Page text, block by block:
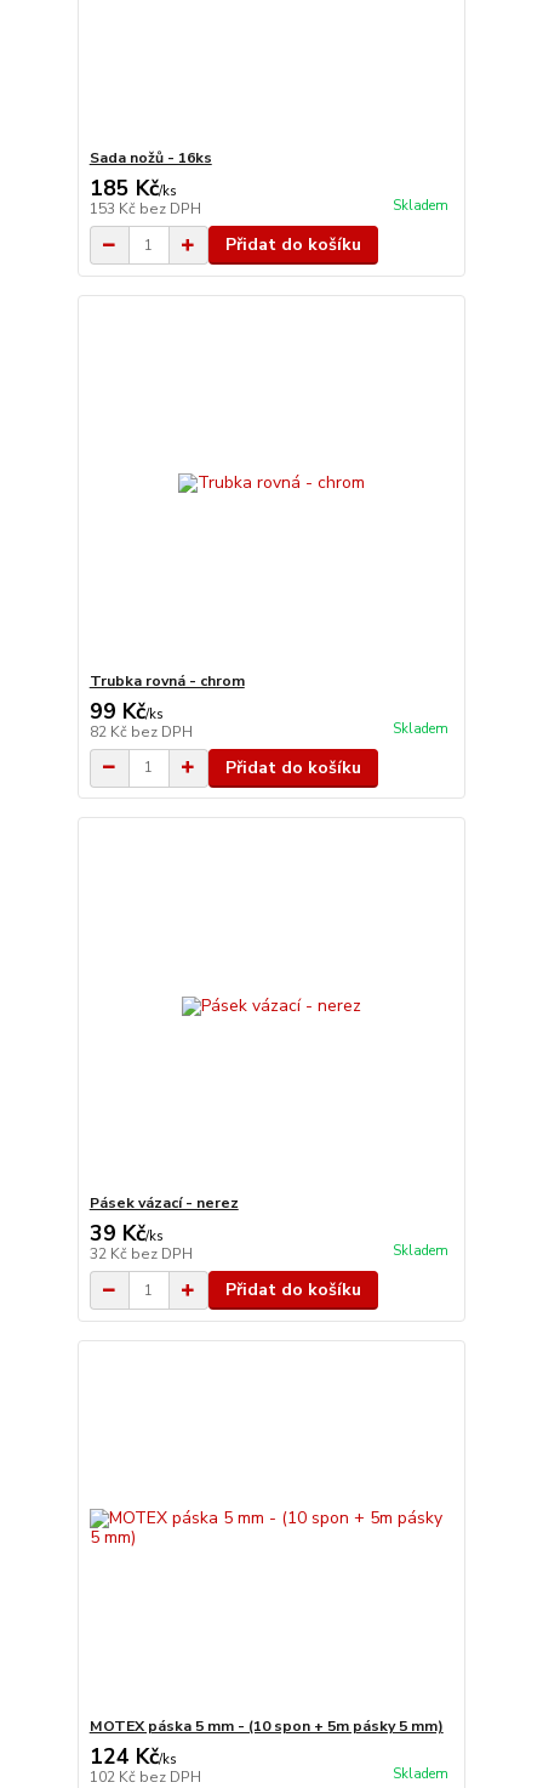
Sada nožů - 16ks
185 Kč/ks
153 Kč bez DPH Skladem
Přidat do košíku
Trubka rovná - chrom
99 Kč/ks
82 Kč bez DPH Skladem
Přidat do košíku
Pásek vázací - nerez
39 Kč/ks
32 Kč bez DPH Skladem
Přidat do košíku
MOTEX páska 5 mm - (10 spon + 5m pásky 5 mm)
124 Kč/ks
102 Kč bez DPH Skladem